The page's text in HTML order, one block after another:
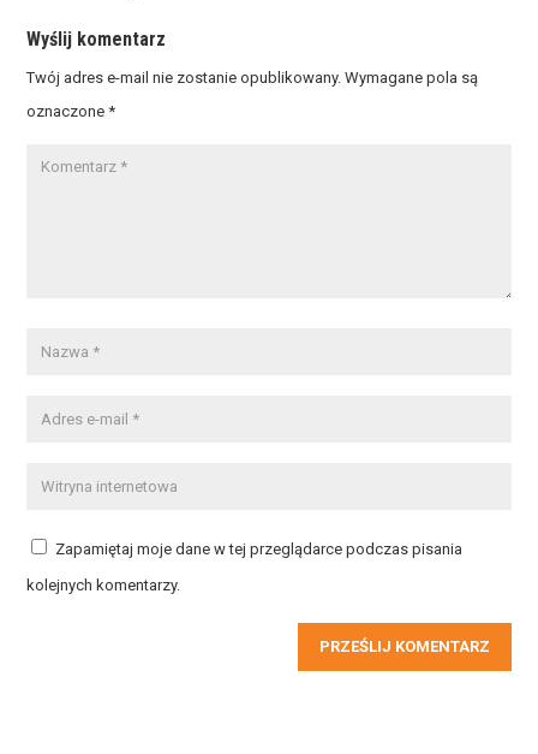
Wyślij komentarz
Twój adres e-mail nie zostanie opublikowany. Wymagane pola są
oznaczone*
Zapamiętaj moje dane w tej przeglądarce podczas pisania
kolejnych komentarzy.
PRZEŚLIJ KOMENTARZ